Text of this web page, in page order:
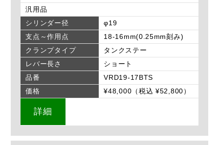
汎用品
シリンダー径
φ19
支点～作用点
18-16mm(0.25mm刻み)
クランプタイプ
タンクステー
レバー長さ
ショート
品番
VRD19-17BTS
価格
¥48,000（税込 ¥52,800）
詳細